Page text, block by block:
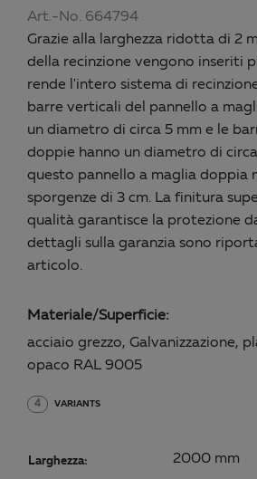
Art.-No. 664794
Grazie alla larghezza ridotta di 2
della recinzione vengono inseriti
rende l'intero sistema di
barre verticali del pannello a
un diametro di circa 5 mm e le
doppie hanno un diametro di
questo pannello a maglia doppia
sporgenze di 3 cm. La finitura
qualità garantisce la protezione
dettagli sulla garanzia sono
articolo.
Materiale/Superficie:
acciaio grezzo, Galvanizzazione,
opaco RAL 9005
4 VARIANTS
Larghezza: 2000 mm